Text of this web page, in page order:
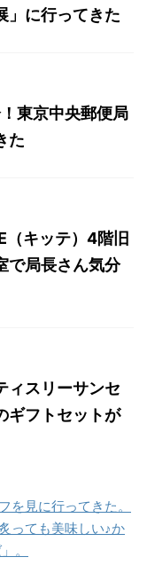
」に行ってきた
東京中央郵便局
た
（キッテ）4階旧
で局長さん気分
ィスリーサンセ
ギフトセットが
を見に行ってきた。
っても美味しい♪か
。